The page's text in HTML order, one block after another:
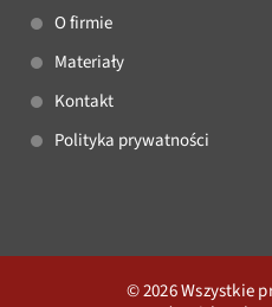
O firmie
Materiały
Kontakt
Polityka prywatności
© 2026 Wszystkie